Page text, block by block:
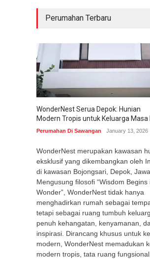
Perumahan Terbaru
WonderNest Serua Depok: Hunian
Modern Tropis untuk Keluarga Masa
Perumahan Di Sawangan January 13, 2026
WonderNest merupakan kawasan
eksklusif yang dikembangkan oleh
di kawasan Bojongsari, Depok,
Mengusung filosofi “Wisdom Begins
Wonder”, WonderNest tidak hanya
menghadirkan rumah sebagai
tetapi sebagai ruang tumbuh
penuh kehangatan, kenyamanan,
inspirasi. Dirancang khusus untuk
modern, WonderNest memadukan
modern tropis, tata ruang